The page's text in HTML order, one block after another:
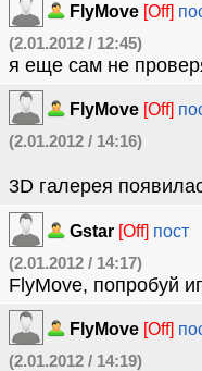
FlyMove [Off]
(2.01.2012 / 12:45)
я еще сам не
FlyMove [Off]
(2.01.2012 / 14:16)
3D галерея
Gstar [Off] пост
(2.01.2012 / 14:17)
FlyMove, попробуй
FlyMove [Off]
(2.01.2012 / 14:19)